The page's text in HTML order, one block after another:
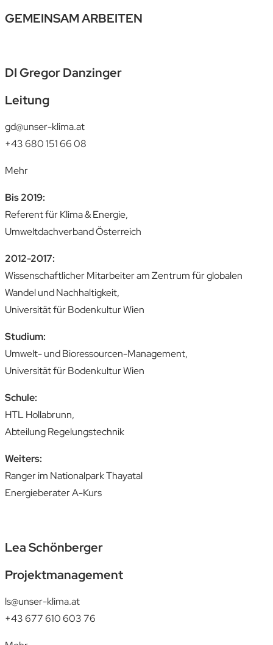
GEMEINSAM ARBEITEN
DI Gregor Danzinger
Leitung
gd@unser-klima.at
+43 680 151 66 08
Mehr
Bis 2019:
Referent für Klima & Energie,
Umweltdachverband Österreich
2012-2017:
Wissenschaftlicher Mitarbeiter am Zentrum für globalen
Wandel und Nachhaltigkeit,
Universität für Bodenkultur Wien
Studium:
Umwelt- und Bioressourcen-Management,
Universität für Bodenkultur Wien
Schule:
HTL Hollabrunn,
Abteilung Regelungstechnik
Weiters:
Ranger im Nationalpark Thayatal
Energieberater A-Kurs
Lea Schönberger
Projektmanagement
ls@unser-klima.at
+43 677 610 603 76